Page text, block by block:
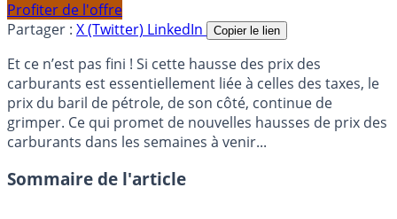
Profiter de l'offre
Partager : X (Twitter) LinkedIn Copier le lien
Et ce n’est pas fini ! Si cette hausse des prix des
carburants est essentiellement liée à celles des taxes, le
prix du baril de pétrole, de son côté, continue de
grimper. Ce qui promet de nouvelles hausses de prix des
carburants dans les semaines à venir...
Sommaire de l'article